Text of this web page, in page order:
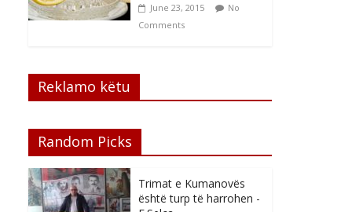
June 23, 2015
No
Comments
Reklamo këtu
Random Picks
Trimat e Kumanovës
është turp të harrohen -